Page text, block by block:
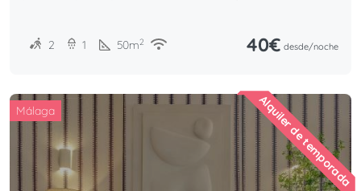
2 1 50m2 40€ desde/noche
Málaga Alquiler de temporada